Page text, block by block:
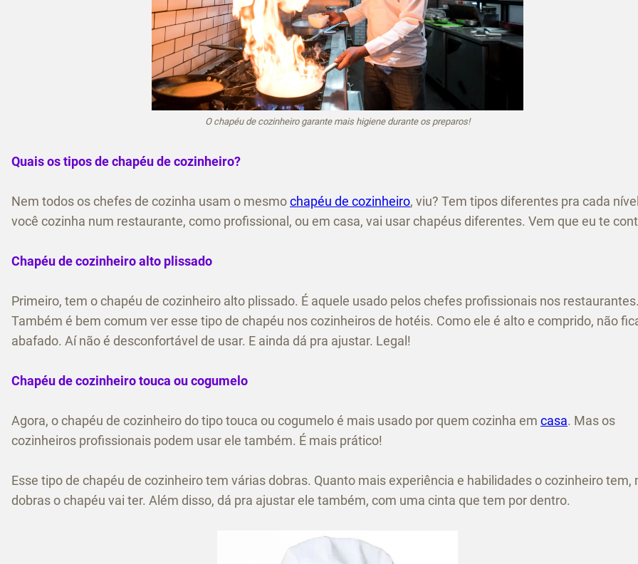
O chapéu de cozinheiro garante mais higiene durante os preparos!
Quais os tipos de chapéu de cozinheiro?
Nem todos os chefes de cozinha usam o mesmochapéu de cozinheiro, viu? Tem tipos diferentes pra cada
você cozinha num restaurante, como profissional, ou em casa, vai usar chapéus diferentes. Vem que eu te
Chapéu de cozinheiro alto plissado
Primeiro, tem o chapéu de cozinheiro alto plissado. É aquele usado pelos chefes profissionais nos restaurantes.
Também é bem comum ver esse tipo de chapéu nos cozinheiros de hotéis. Como ele é alto e comprido, não
abafado. Aí não é desconfortável de usar. E ainda dá pra ajustar. Legal!
Chapéu de cozinheiro touca ou cogumelo
Agora, o chapéu de cozinheiro do tipo touca ou cogumelo é mais usado por quem cozinha em casa. Mas os
cozinheiros profissionais podem usar ele também. É mais prático!
Esse tipo de chapéu de cozinheiro tem várias dobras. Quanto mais experiência e habilidades o cozinheiro tem,
dobras o chapéu vai ter. Além disso, dá pra ajustar ele também, com uma cinta que tem por dentro.